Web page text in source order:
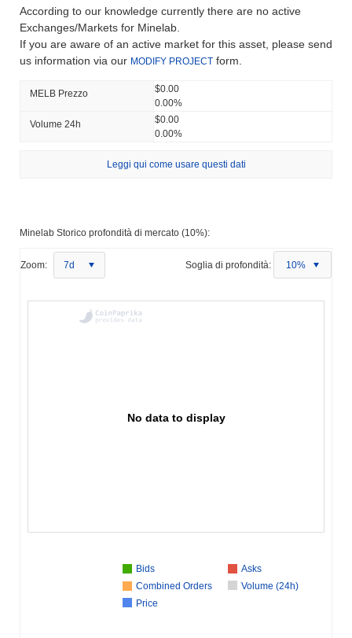
According to our knowledge currently there are no active
Exchanges/Markets for Minelab.
If you are aware of an active market for this asset, please send
us information via our MODIFY PROJECT form.
MELB Prezzo
$0.00
0.00%
Volume 24h
$0.00
0.00%
Leggi qui come usare questi dati
Minelab Storico profondità di mercato (10%):
Zoom: 7d Soglia di profondità: 10%
No data to display
Bids
Asks
Combined Orders
Volume (24h)
Price